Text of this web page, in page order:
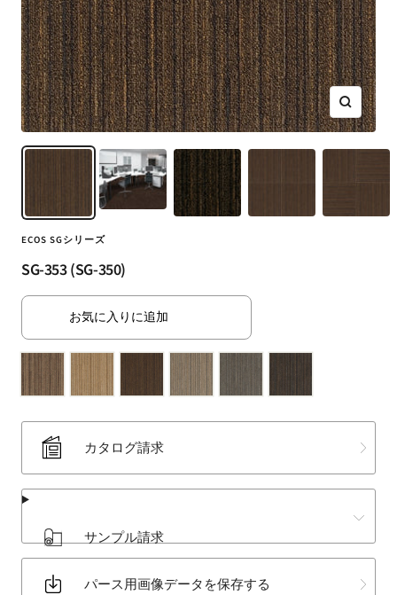
プ
ロ
ダ
ク
ツ
（SUMINOE
Interior
Products
Co.,
｜
ー
ン・
ー
ト・
ラ
材
な
ど
ズ
ー
ム
ECOS SGシリーズ
SG-353 (SG-350)
カタログ請求
サンプル請求
パース用画像データを保存する
お気に入りに追加